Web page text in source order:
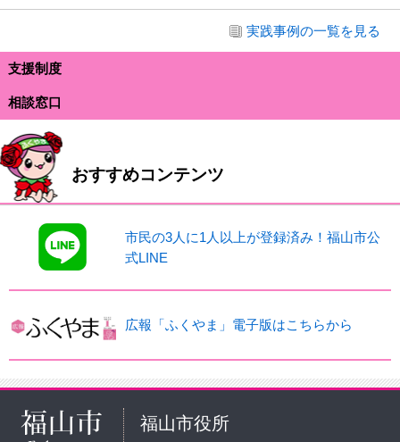
実践事例の一覧を見る
支援制度
相談窓口
おすすめコンテンツ
市民の3人に1人以上が登録済み！福山市公
式LINE
広報「ふくやま」電子版はこちらから
福山市役所